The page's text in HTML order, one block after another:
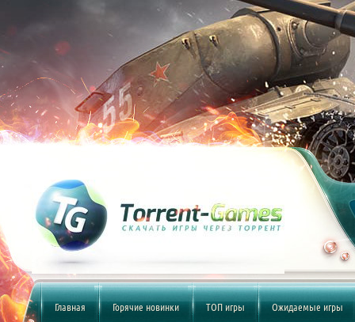
Главная Горячие новинки ТОП игры Ожидаемые игры